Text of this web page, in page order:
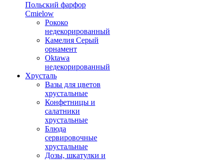
Польский фарфор
Сmielow
Рококо
недекорированный
Камелия Серый
орнамент
Oktawa
недекорированный
Хрусталь
Вазы для цветов
хрустальные
Конфетницы и
салатники
хрустальные
Блюда
сервировочные
хрустальные
Дозы, шкатулки и